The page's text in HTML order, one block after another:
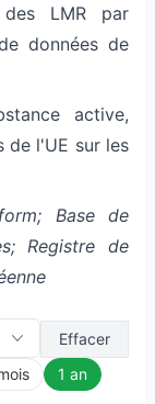
LMR par
données de
active,
de l'UE sur les
;
Base de
; Registre de
Effacer
1 an